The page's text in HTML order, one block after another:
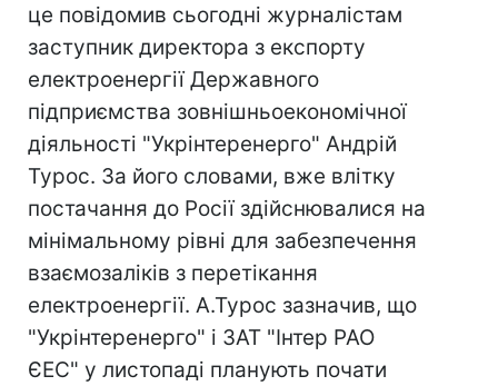
це повідомив сьогодні журналістам
заступник директора з експорту
електроенергії Державного
підприємства зовнішньоекономічної
діяльності "Укрінтеренерго" Андрій
Турос. За його словами, вже влітку
постачання до Росії здійснювалися на
мінімальному рівні для забезпечення
взаємозаліків з перетікання
електроенергії. А.Турос зазначив, що
"Укрінтеренерго" і ЗАТ "Інтер РАО
ЄЕС" у листопаді планують почати